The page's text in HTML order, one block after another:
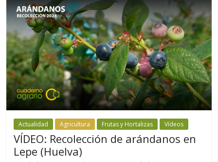
Actualidad Agricultura Frutas y Hortalizas Vídeos
VÍDEO: Recolección de arándanos en
Lepe (Huelva)